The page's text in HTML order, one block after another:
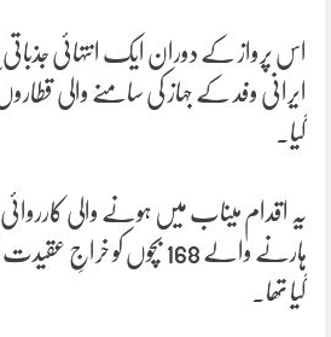
اس پرواز کے دوران ایک انتہائی جذباتی
ایرانی وفد کے جہاز کی سامنے والی قطاروں
گیا۔
یہ اقدام میناب میں ہونے والی
ہارنے والے 168 بچوں کو
گیا تھا۔